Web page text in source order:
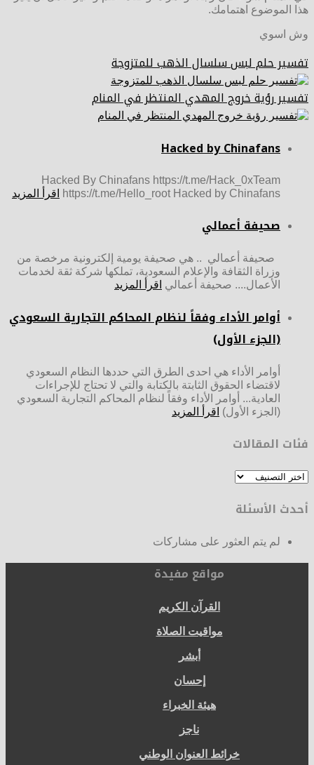
هذا الموضوع اهتمامك.
وش اسوي
تفسير حلم لبس سلسال الذهب للمتزوجة
تفسير رؤية خروج المهدي المنتظر في المنام
Hacked by Chinafans
Hacked By Chinafans https://t.me/Hack_0xTeam
https://t.me/Hello_root Hacked by Chinafans
اقرأ المزيد
صحيفة أعمالي
صحيفة أعمالي .. هي صحيفة يومية إلكترونية مرخصة من
وزراة الثقافة والإعلام السعودية، تملكها شركة ثقة لخدمات
الأعمال.... صحيفة أعمالي اقرأ المزيد
أوامر الأداء وفقاً لنظام المحاكم التجارية السعودي
(الجزء الأول)
أوامر الأداء هي احدى الطرق التي حددها النظام السعودي
لاقتضاء الحقوق الثابتة بالكتابة والتي لا تحتاج للإجراءات
العادية... أوامر الأداء وفقاً لنظام المحاكم التجارية السعودي
(الجزء الأول) اقرأ المزيد
فئات المقالات
فئات
أحدث الأسئلة
لم يتم العثور على مشاركات
مواقع مفيدة
القرآن الكريم
مواقيت الصلاة
أبشر
إحسان
هيئة الخبراء
ناجز
خرائط العنوان الوطني